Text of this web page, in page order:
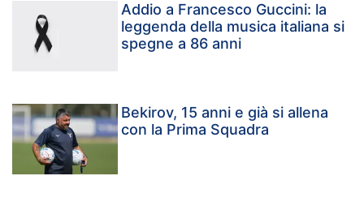
Addio a Francesco Guccini: la
leggenda della musica italiana si
spegne a 86 anni
Bekirov, 15 anni e già si allena
con la Prima Squadra